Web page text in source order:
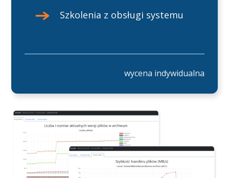
Szkolenia z obsługi systemu
wycena indywidualna